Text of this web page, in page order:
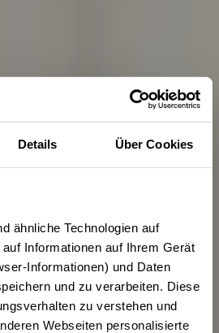
Details Über Cookies
ähnliche Technologien auf
Informationen auf Ihrem Gerät
Informationen) und Daten
und zu verarbeiten. Diese
zu verstehen und
Webseiten personalisierte